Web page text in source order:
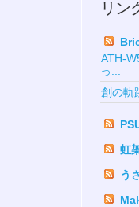
リン
ATH-
っ...
創の軌
虹
う